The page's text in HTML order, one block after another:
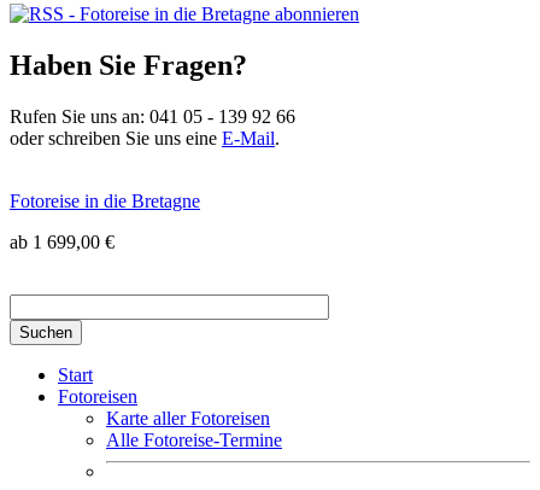
Haben Sie Fragen?
Rufen Sie uns an: 041 05 - 139 92 66
oder schreiben Sie uns eine E-Mail.
Fotoreise in die Bretagne
ab 1 699,00 €
Start
Fotoreisen
Karte aller Fotoreisen
Alle Fotoreise-Termine